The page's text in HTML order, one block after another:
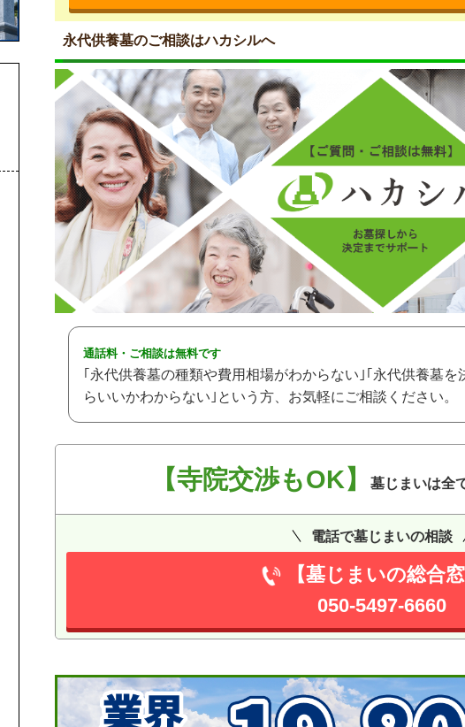
永代供養墓のご相談はハカシルへ
通話料・ご相談は無料です
｢永代供養墓の種類や費用相場がわからない｣｢永代供養墓を
らいいかわからない｣という方、お気軽にご相談ください。
【寺院交渉もOK】 墓じまいは全
電話で墓じまいの相談
【墓じまいの総合窓
050-5497-6660